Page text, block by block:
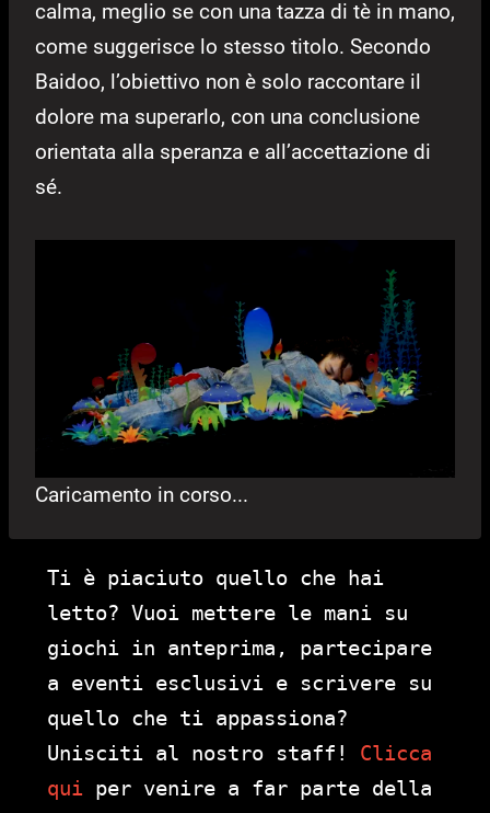
calma, meglio se con una tazza di tè in mano,
come suggerisce lo stesso titolo. Secondo
Baidoo, l’obiettivo non è solo raccontare il
dolore ma superarlo, con una conclusione
orientata alla speranza e all’accettazione di
sé.
Caricamento in corso...
Ti è piaciuto quello che hai
letto? Vuoi mettere le mani su
giochi in anteprima, partecipare
a eventi esclusivi e scrivere su
quello che ti appassiona?
Unisciti al nostro staff! Clicca
qui per venire a far parte della